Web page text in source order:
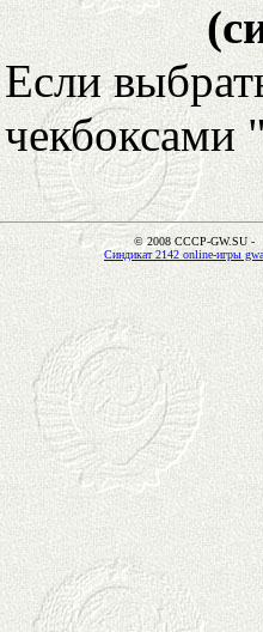
Если
чекбоксами
© 2008 CCCP-GW.SU -
Синдикат 2142 online-игры